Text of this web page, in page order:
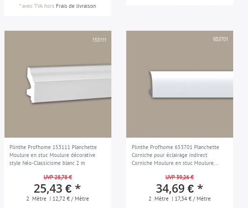
*avec TVAhors Frais de livraison
Plinthe Profhome 153111 Planchette
Moulure en stuc Moulure décorative
style Néo-Classicisme blanc 2 m
UVP 28,78 €
25,43 € *
2 Mètre | 12,72 € / Mètre
Plinthe Profhome 653701 Planchette
Corniche pour éclairage indirect
Corniche Moulure en stuc Moulure
UVP 39,26 €
34,69 € *
2 Mètre | 17,34 € / Mètre